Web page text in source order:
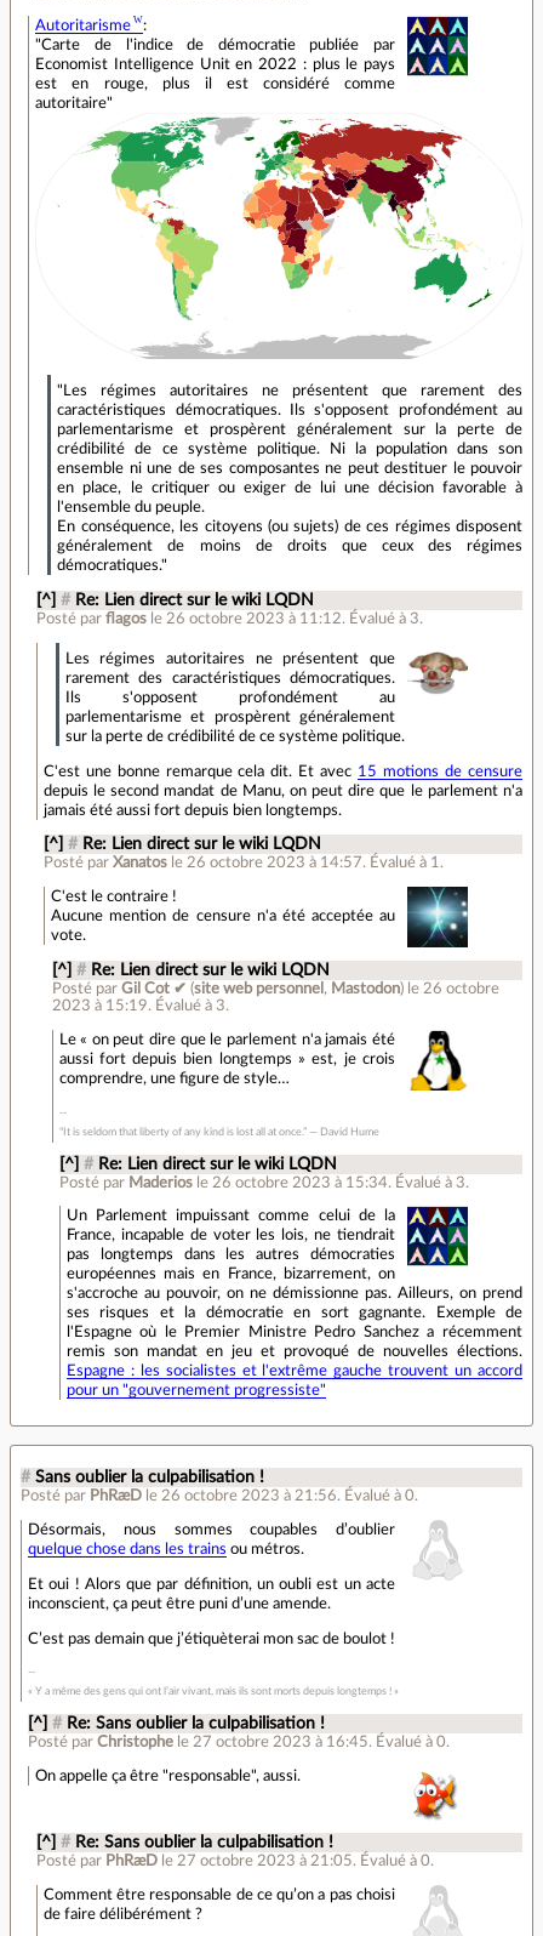
Autoritarisme
:
"Carte de l'indice de démocratie publiée par
Economist Intelligence Unit en 2022 : plus le pays
est en rouge, plus il est considéré comme
autoritaire"
"Les régimes autoritaires ne présentent que rarement des
caractéristiques démocratiques. Ils s'opposent profondément au
parlementarisme et prospèrent généralement sur la perte de
crédibilité de ce système politique. Ni la population dans son
ensemble ni une de ses composantes ne peut destituer le pouvoir
en place, le critiquer ou exiger de lui une décision favorable à
l'ensemble du peuple.
En conséquence, les citoyens (ou sujets) de ces régimes disposent
généralement de moins de droits que ceux des régimes
démocratiques."
[^] # Re: Lien direct sur le wiki LQDN
Posté par flagos le 26 octobre 2023 à 11:12. Évalué à 3.
Les régimes autoritaires ne présentent que
rarement des caractéristiques démocratiques.
Ils s'opposent profondément au
parlementarisme et prospèrent généralement
sur la perte de crédibilité de ce système politique.
C'est une bonne remarque cela dit. Et avec 15 motions de censure
depuis le second mandat de Manu, on peut dire que le parlement n'a
jamais été aussi fort depuis bien longtemps.
[^] # Re: Lien direct sur le wiki LQDN
Posté par Xanatos le 26 octobre 2023 à 14:57. Évalué à 1 .
C'est le contraire !
Aucune mention de censure n'a été acceptée au
vote.
[^] # Re: Lien direct sur le wiki LQDN
Posté par Gil Cot ✔ (site web personnel , Mastodon) le 26 octobre
2023 à 15:19. Évalué à 3.
Le « on peut dire que le parlement n'a jamais été
aussi fort depuis bien longtemps » est, je crois
comprendre, une figure de style…
“It is seldom that liberty of any kind is lost all at once.” ― David Hume
[^] # Re: Lien direct sur le wiki LQDN
Posté par Maderios le 26 octobre 2023 à 15:34. Évalué à 3.
Un Parlement impuissant comme celui de la
France, incapable de voter les lois, ne tiendrait
pas longtemps dans les autres démocraties
européennes mais en France, bizarrement, on
s'accroche au pouvoir, on ne démissionne pas. Ailleurs, on prend
ses risques et la démocratie en sort gagnante. Exemple de
l'Espagne où le Premier Ministre Pedro Sanchez a récemment
remis son mandat en jeu et provoqué de nouvelles élections.
Espagne : les socialistes et l'extrême gauche trouvent un accord
pour un "gouvernement progressiste"
# Sans oublier la culpabilisation !
Posté par PhRæD le 26 octobre 2023 à 21:56. Évalué à 0.
Désormais, nous sommes coupables d’oublier
quelque chose dans les trains ou métros.
Et oui ! Alors que par définition, un oubli est un acte
inconscient, ça peut être puni d’une amende.
C’est pas demain que j’étiquèterai mon sac de boulot !
« Y a même des gens qui ont l’air vivant, mais ils sont morts depuis longtemps ! »
[^] # Re: Sans oublier la culpabilisation !
Posté parChristophe le 27 octobre 2023 à 16:45. Évalué à0.
On appelle ça être "responsable", aussi.
[^] # Re: Sans oublier la culpabilisation !
Posté par PhRæD le 27 octobre 2023 à 21:05. Évalué à 0.
Comment être responsable de ce qu’on a pas choisi
de faire délibérément ?